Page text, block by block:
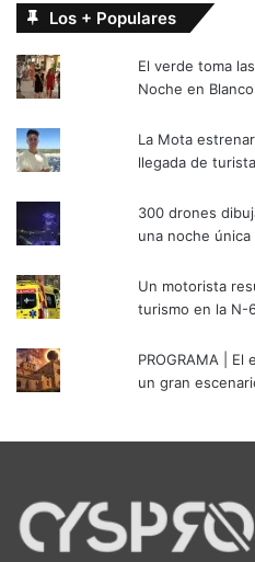
Los + Populares
El verde toma
Noche en
La Mota
llegada de
300 drones
una noche única
Un motorista
turismo en la N-
PROGRAMA |
un gran